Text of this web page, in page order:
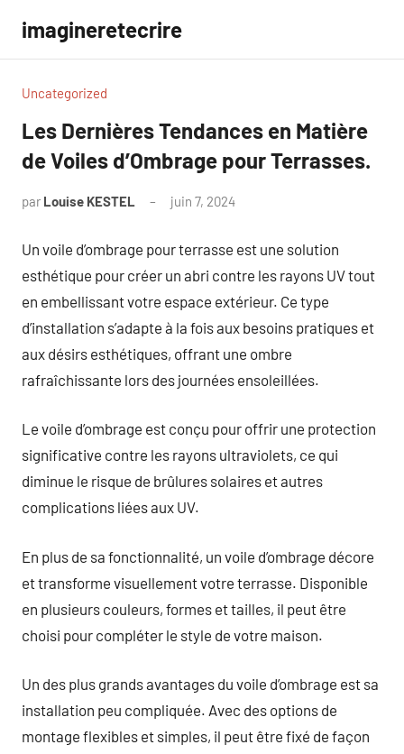
contenu
imagineretecrire
Uncategorized
Les Dernières Tendances en Matière
de Voiles d’Ombrage pour Terrasses.
par Louise KESTEL juin 7, 2024
Un voile d’ombrage pour terrasse est une solution
esthétique pour créer un abri contre les rayons UV tout
en embellissant votre espace extérieur. Ce type
d’installation s’adapte à la fois aux besoins pratiques et
aux désirs esthétiques, offrant une ombre
rafraîchissante lors des journées ensoleillées.
Le voile d’ombrage est conçu pour offrir une protection
significative contre les rayons ultraviolets, ce qui
diminue le risque de brûlures solaires et autres
complications liées aux UV.
En plus de sa fonctionnalité, un voile d’ombrage décore
et transforme visuellement votre terrasse. Disponible
en plusieurs couleurs, formes et tailles, il peut être
choisi pour compléter le style de votre maison.
Un des plus grands avantages du voile d’ombrage est sa
installation peu compliquée. Avec des options de
montage flexibles et simples, il peut être fixé de façon